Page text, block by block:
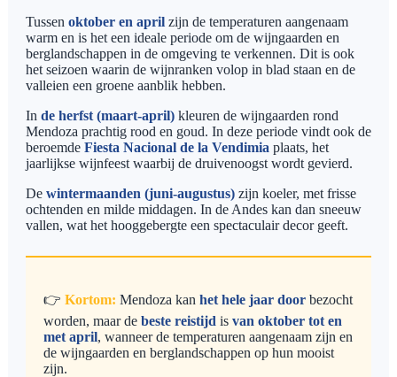
Tussen oktober en april zijn de temperaturen aangenaam
warm en is het een ideale periode om de wijngaarden en
berglandschappen in de omgeving te verkennen. Dit is ook
het seizoen waarin de wijnranken volop in blad staan en de
valleien een groene aanblik hebben.
In de herfst (maart-april) kleuren de wijngaarden rond
Mendoza prachtig rood en goud. In deze periode vindt ook de
beroemde Fiesta Nacional de la Vendimia plaats, het
jaarlijkse wijnfeest waarbij de druivenoogst wordt gevierd.
De wintermaanden (juni-augustus) zijn koeler, met frisse
ochtenden en milde middagen. In de Andes kan dan sneeuw
vallen, wat het hooggebergte een spectaculair decor geeft.
👉 Kortom: Mendoza kan het hele jaar door bezocht
worden, maar de beste reistijd is van oktober tot en
met april, wanneer de temperaturen aangenaam zijn en
de wijngaarden en berglandschappen op hun mooist
zijn.